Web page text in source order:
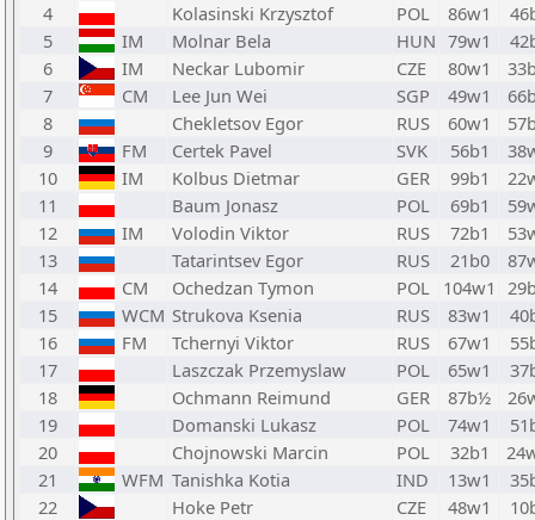
4
Kolasinski Krzysztof POL 86w1
5
IM Molnar Bela HUN 79w1
6
IM Neckar Lubomir CZE 80w1
7
CM Lee Jun Wei SGP 49w1
8
Chekletsov Egor RUS 60w1
9
FM Certek Pavel SVK 56b1
10
IM Kolbus Dietmar GER 99b1
11
Baum Jonasz POL 69b1
12
IM Volodin Viktor RUS 72b1
13
Tatarintsev Egor RUS 21b0
14
CM Ochedzan Tymon POL 104w1
15
WCM Strukova Ksenia RUS 83w1
16
FM Tchernyi Viktor RUS 67w1
17
Laszczak Przemyslaw POL 65w1
18
Ochmann Reimund GER 87b½
19
Domanski Lukasz POL 74w1
20
Chojnowski Marcin POL 32b1
21
WFM Tanishka Kotia IND 13w1
22
Hoke Petr CZE 48w1